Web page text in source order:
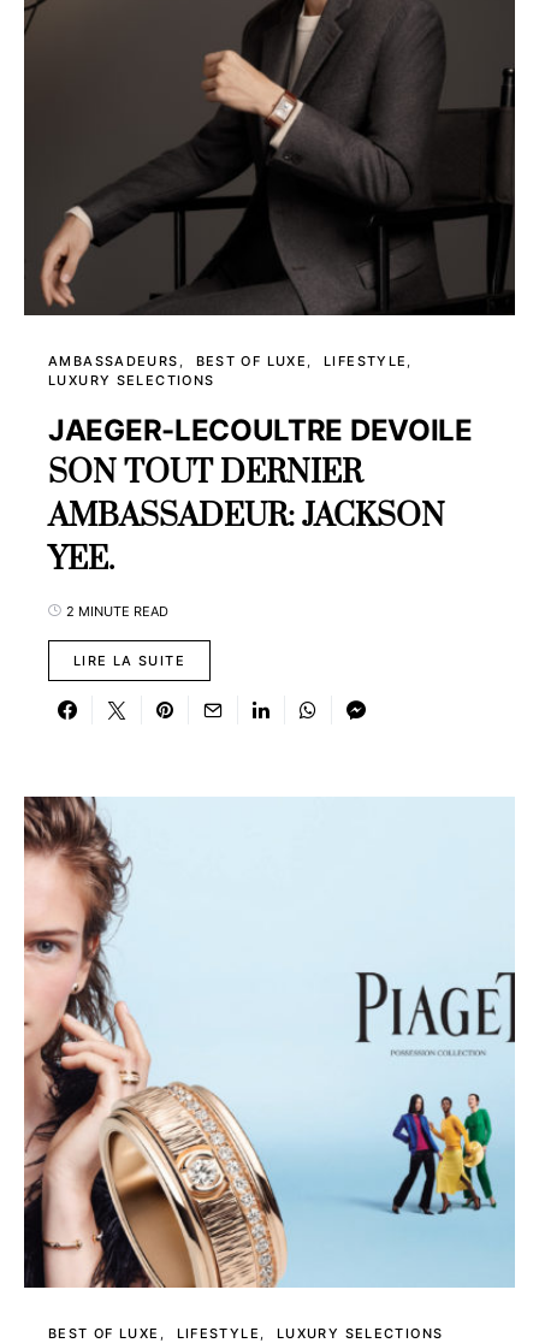
AMBASSADEURS BEST OF LUXE
LIFESTYLE
LUXURY SELECTIONS
JAEGER-LECOULTRE DEVOILE
SON TOUT DERNIER
AMBASSADEUR: JACKSON
YEE.
2 MINUTE READ
LIRE LA SUITE
BEST OF LUXE LIFESTYLE LUXURY SELECTIONS